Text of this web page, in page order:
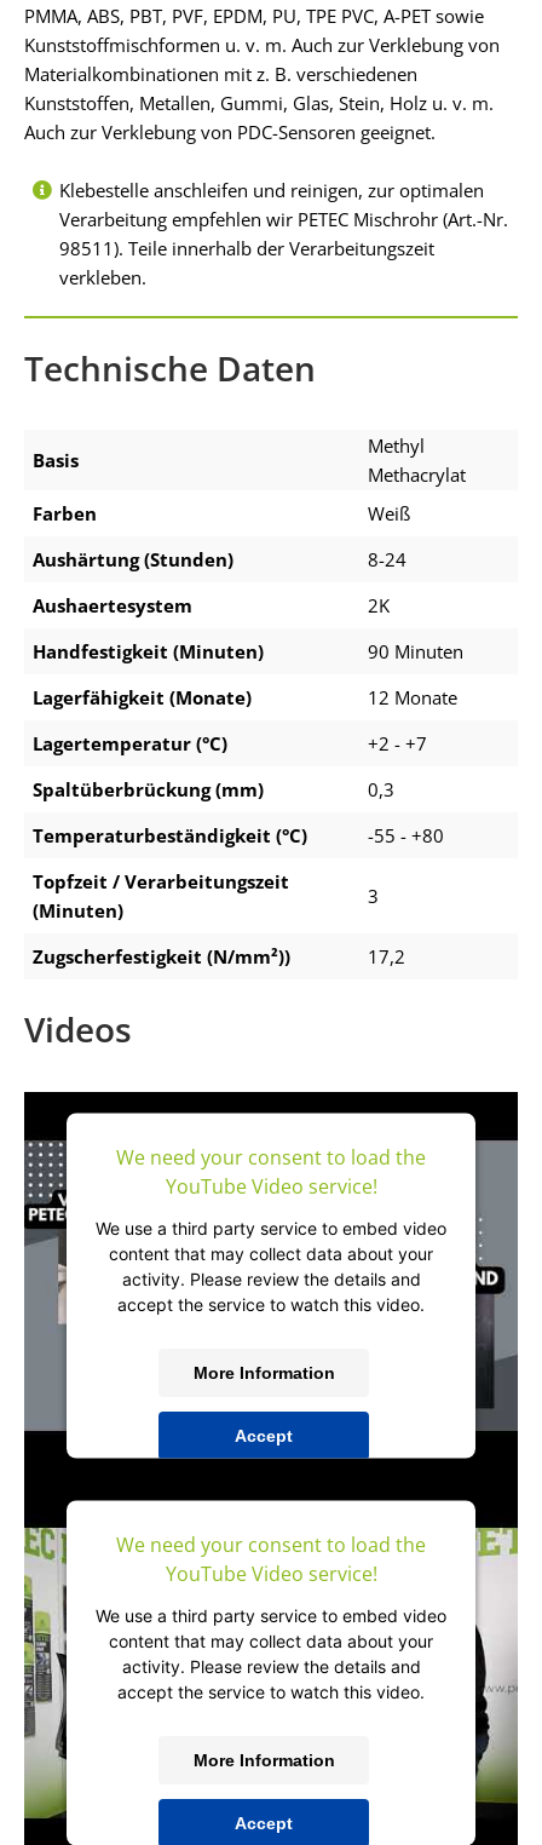
PMMA, ABS, PBT, PVF, EPDM, PU, TPE PVC, A-PET sowie
Kunststoffmischformen u. v. m. Auch zur Verklebung von
Materialkombinationen mit z. B. verschiedenen
Kunststoffen, Metallen, Gummi, Glas, Stein, Holz u. v. m.
Auch zur Verklebung von PDC-Sensoren geeignet.
Klebestelle anschleifen und reinigen, zur optimalen
Verarbeitung empfehlen wir PETEC Mischrohr (Art.-Nr.
98511). Teile innerhalb der Verarbeitungszeit
verkleben.
Technische Daten
Basis
Methyl
Methacrylat
Farben
Weiß
Aushärtung (Stunden)
8-24
Aushaertesystem
2K
Handfestigkeit (Minuten)
90 Minuten
Lagerfähigkeit (Monate)
12 Monate
Lagertemperatur (°C)
+2 - +7
Spaltüberbrückung (mm)
0,3
Temperaturbeständigkeit (°C)
-55 - +80
Topfzeit / Verarbeitungszeit
(Minuten)
3
Zugscherfestigkeit (N/mm²)) 17,2
Videos
We need your consent to load the
YouTube Video service!
We use a third party service to embed video
content that may collect data about your
activity. Please review the details and
accept the service to watch this video.
More Information
Accept
Management Platform&IT-Recht Kanzlei
We need your consent to load the
YouTube Video service!
We use a third party service to embed video
content that may collect data about your
activity. Please review the details and
accept the service to watch this video.
More Information
Accept